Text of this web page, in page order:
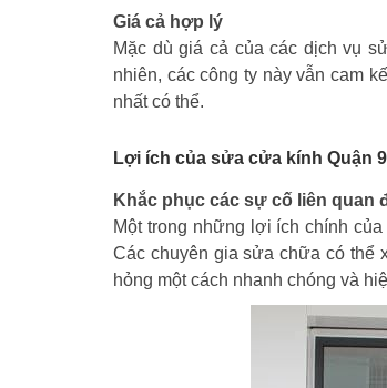
Giá cả hợp lý
Mặc dù giá cả của các dịch vụ
nhiên, các công ty này vẫn cam
nhất có thể.
Lợi ích của sửa cửa kính Quận 9
Khắc phục các sự cố liên quan
Một trong những lợi ích chính
Các chuyên gia sửa chữa có thể
hỏng một cách nhanh chóng và